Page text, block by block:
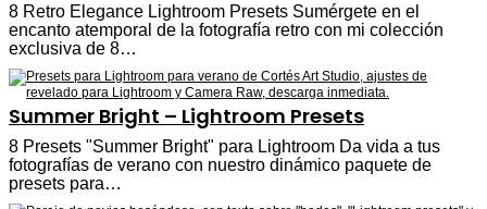
8 Retro Elegance Lightroom Presets Sumérgete en el
encanto atemporal de la fotografía retro con mi colección
exclusiva de 8…
Summer Bright – Lightroom Presets
8 Presets "Summer Bright" para Lightroom Da vida a tus
fotografías de verano con nuestro dinámico paquete de
presets para…